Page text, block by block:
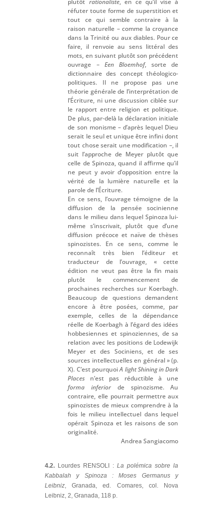
plutôt rationaliste, en ce qu’il vise à
réfuter toute forme de superstition et
tout ce qui semble contraire à la
raison naturelle – comme la croyance
dans la Trinité ou aux diables. Pour ce
faire, il renvoie au sens littéral des
mots, en suivant plutôt son précédent
ouvrage – Een Bloemhof, sorte de
dictionnaire des concept théologico-
politiques. Il ne propose pas une
théorie générale de l’interprétation de
l’Écriture, ni une discussion ciblée sur
le rapport entre religion et politique.
De plus, par-delà la déclaration initiale
de son monisme – d’après lequel Dieu
serait le seul et unique être infini dont
tout chose serait une modification –, il
suit l’approche de Meyer plutôt que
celle de Spinoza, quand il affirme qu’il
ne peut y avoir d’opposition entre la
vérité de la lumière naturelle et la
parole de l’Écriture.
En ce sens, l’ouvrage témoigne de la
diffusion de la pensée socinienne
dans le milieu dans lequel Spinoza lui-
même s’inscrivait, plutôt que d’une
diffusion précoce et naïve de thèses
spinozistes. En ce sens, comme le
reconnaît très bien l’éditeur et
traducteur de l’ouvrage, « cette
édition ne veut pas être la fin mais
plutôt le commencement de
prochaines recherches sur Koerbagh.
Beaucoup de questions demandent
encore à être posées, comme, par
exemple, celles de la dépendance
réelle de Koerbagh à l’égard des idées
hobbesiennes et spinoziennes, de sa
relation avec les positions de Lodewijk
Meyer et des Sociniens, et de ses
sources intellectuelles en général » (p.
X). C’est pourquoiA light Shining in Dark
Places n’est pas réductible à une
forma inferior de spinozisme. Au
contraire, elle pourrait permettre aux
spinozistes de mieux comprendre à la
fois le milieu intellectuel dans lequel
opérait Spinoza et les raisons de son
originalité.
Andrea Sangiacomo
4.2.Lourdes RENSOLI :La polémica sobre la
Kabbalah y Spinoza : Moses Germanus y
Leibniz, Granada, ed. Comares, col. Nova
Leibniz, 2, Granada, 118 p.